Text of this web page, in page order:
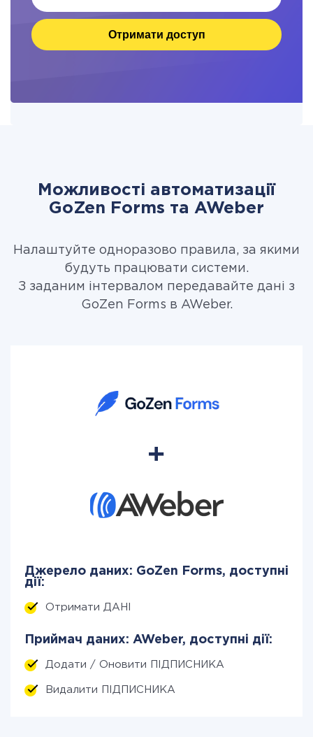
Отримати доступ
Можливості автоматизації
GoZen Forms та AWeber
Налаштуйте одноразово правила, за якими
будуть працювати системи.
З заданим інтервалом передавайте дані з
GoZen Forms в AWeber.
Джерело даних: GoZen Forms, доступні
дії:
Отримати ДАНІ
Приймач даних: AWeber, доступні дії:
Додати / Оновити ПІДПИСНИКА
Видалити ПІДПИСНИКА